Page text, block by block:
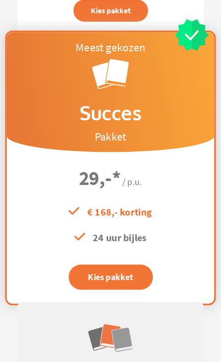
Kies pakket
Succes
Pakket
29,-* / p.u.
€ 168,- korting
24 uur bijles
Kies pakket